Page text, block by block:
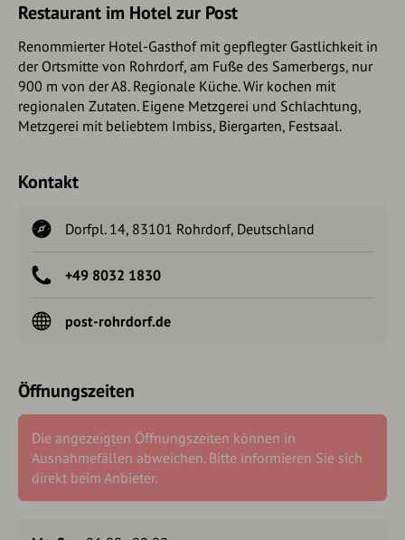
Restaurant im Hotel zur Post
Renommierter Hotel-Gasthof mit gepflegter Gastlichkeit in
der Ortsmitte von Rohrdorf, am Fuße des Samerbergs, nur
900 m von der A8. Regionale Küche. Wir kochen mit
regionalen Zutaten. Eigene Metzgerei und Schlachtung,
Metzgerei mit beliebtem Imbiss, Biergarten, Festsaal.
Kontakt
Dorfpl. 14, 83101 Rohrdorf, Deutschland
+49 8032 1830
post-rohrdorf.de
Öffnungszeiten
Die angezeigten Öffnungszeiten können in
Ausnahmefällen abweichen. Bitte informieren Sie sich
direkt beim Anbieter.